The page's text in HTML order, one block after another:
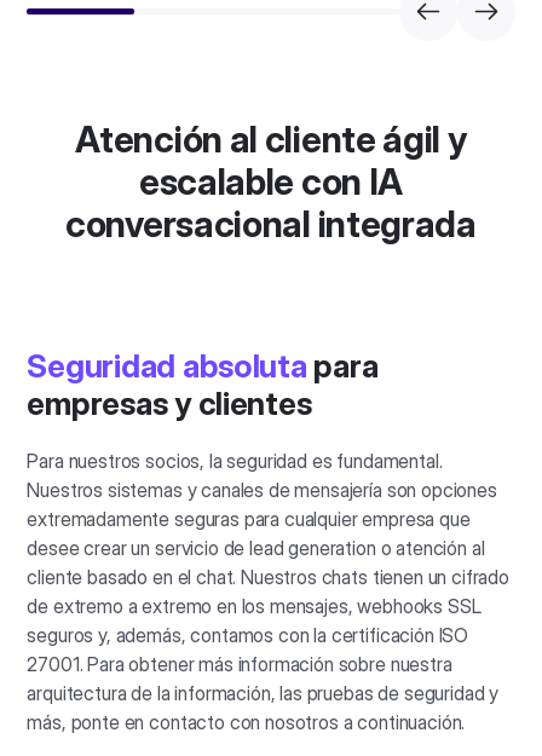
Atención al cliente ágil y
escalable con IA
conversacional integrada
Seguridad absoluta para
empresas y clientes
Para nuestros socios, la seguridad es fundamental.
Nuestros sistemas y canales de mensajería son opciones
extremadamente seguras para cualquier empresa que
desee crear un servicio de lead generation o atención al
cliente basado en el chat. Nuestros chats tienen un cifrado
de extremo a extremo en los mensajes, webhooks SSL
seguros y, además, contamos con la certificación ISO
27001. Para obtener más información sobre nuestra
arquitectura de la información, las pruebas de seguridad y
más, ponte en contacto con nosotros a continuación.